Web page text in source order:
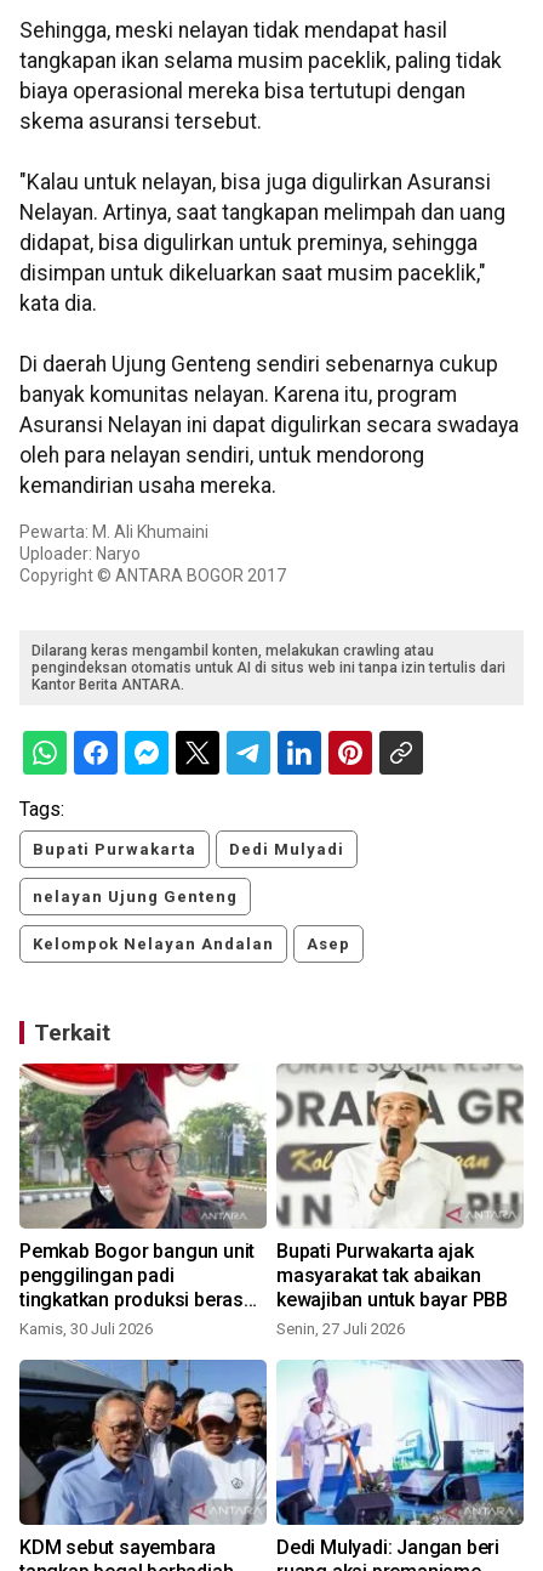
Sehingga, meski nelayan tidak mendapat hasil
tangkapan ikan selama musim paceklik, paling tidak
biaya operasional mereka bisa tertutupi dengan
skema asuransi tersebut.
"Kalau untuk nelayan, bisa juga digulirkan Asuransi
Nelayan. Artinya, saat tangkapan melimpah dan uang
didapat, bisa digulirkan untuk preminya, sehingga
disimpan untuk dikeluarkan saat musim paceklik,"
kata dia.
Di daerah Ujung Genteng sendiri sebenarnya cukup
banyak komunitas nelayan. Karena itu, program
Asuransi Nelayan ini dapat digulirkan secara swadaya
oleh para nelayan sendiri, untuk mendorong
kemandirian usaha mereka.
Pewarta: M. Ali Khumaini
Uploader: Naryo
Copyright © ANTARA BOGOR 2017
Dilarang keras mengambil konten, melakukan crawling atau
pengindeksan otomatis untuk AI di situs web ini tanpa izin tertulis dari
Kantor Berita ANTARA.
Tags:
Bupati Purwakarta Dedi Mulyadi
nelayan Ujung Genteng
Kelompok Nelayan Andalan Asep
Terkait
Pemkab Bogor bangun unit
penggilingan padi
tingkatkan produksi beras
lokal
Kamis, 30 Juli 2026
Bupati Purwakarta ajak
masyarakat tak abaikan
kewajiban untuk bayar PBB
Senin, 27 Juli 2026
KDM sebut sayembara
Dedi Mulyadi: Jangan beri